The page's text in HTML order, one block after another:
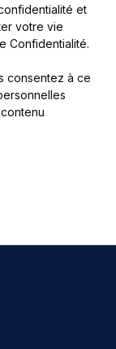
et
votre vie
Confidentialité.
consentez à ce